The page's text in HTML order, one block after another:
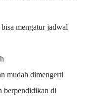
mengatur jadwal
mudah dimengerti
berpendidikan di